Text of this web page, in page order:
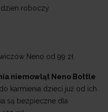
dzien roboczy
Neno od 99 zł
niemowląt Neno Bottle
karmienia dzieci już od ich
są bezpieczne dla